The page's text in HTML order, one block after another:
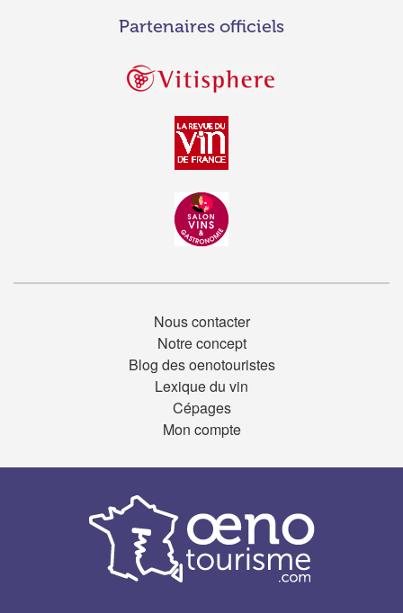
Partenaires officiels
Nous contacter
Notre concept
Blog des oenotouristes
Lexique du vin
Cépages
Mon compte